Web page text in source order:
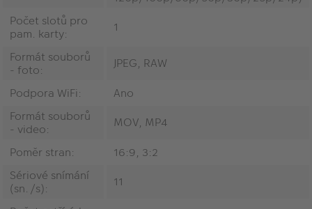
Počet slotů pro
pam. karty:
1
Formát souborů
- foto:
JPEG, RAW
Podpora WiFi:
Ano
Formát souborů
- video:
MOV, MP4
Poměr stran:
16:9, 3:2
Sériové snímání
(sn./s):
11